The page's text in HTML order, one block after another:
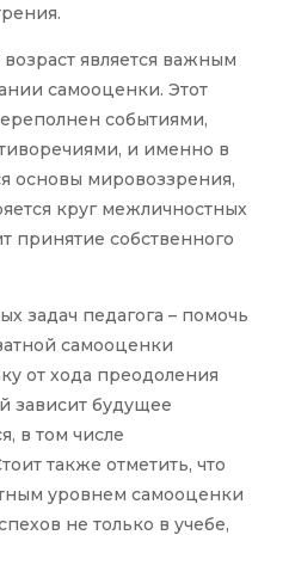
является важным
самооценки. Этот
событиями,
и именно в
основы мировоззрения,
круг межличностных
принятие собственного
задач педагога – помочь
самооценки
от хода преодоления
зависит будущее
в том числе
также отметить, что
уровнем самооценки
не только в учебе,